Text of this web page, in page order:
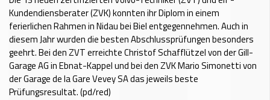
Kundendiensberater (ZVK) konnten ihr Diplom in einem
ferierlichen Rahmen in Nidau bei Biel entgegennehmen. Auch in
diesem Jahr wurden die besten Abschlussprüfungen besonders
geehrt. Bei den ZVT erreichte Christof Schafflützel von der Gill-
Garage AG in Ebnat-Kappel und bei den ZVK Mario Simonetti von
der Garage de la Gare Vevey SA das jeweils beste
Prüfungsresultat. (pd/red)